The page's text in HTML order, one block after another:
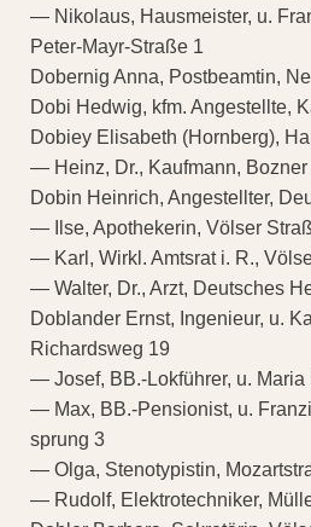
— Nikolaus, Hausmeister, u.
Peter-Mayr-Straße 1
Dobernig Anna, Postbeamtin,
Dobi Hedwig, kfm. Angestellte,
Dobiey Elisabeth (Hornberg),
— Heinz, Dr., Kaufmann, Bozner
Dobin Heinrich, Angestellter,
— Ilse, Apothekerin, Völser
— Karl, Wirkl. Amtsrat i. R.,
— Walter, Dr., Arzt, Deutsches
Doblander Ernst, Ingenieur, u.
Richardsweg 19
— Josef, BB.-Lokführer, u. Maria
— Max, BB.-Pensionist, u.
sprung 3
— Olga, Stenotypistin,
— Rudolf, Elektrotechniker,